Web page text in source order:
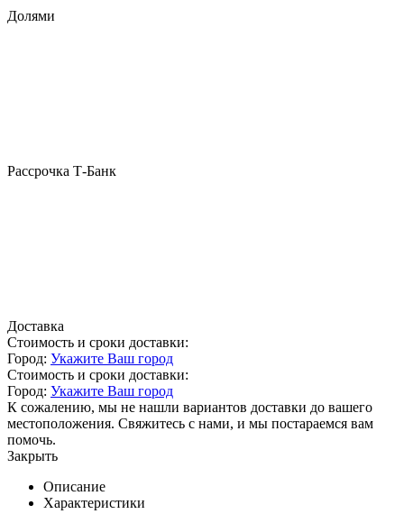
Долями
Рассрочка Т-Банк
Доставка
Стоимость и сроки доставки:
Город: Укажите Ваш город
Стоимость и сроки доставки:
Город: Укажите Ваш город
К сожалению, мы не нашли вариантов доставки до вашего
местоположения. Свяжитесь с нами, и мы постараемся вам
помочь.
Закрыть
Описание
Характеристики